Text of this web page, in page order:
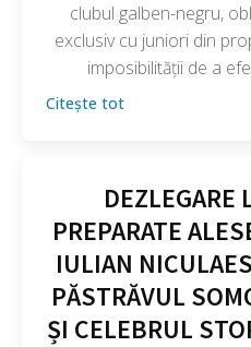
clubul galben-negru,
exclusiv cu juniori din
imposibilității de a
Citește tot
DEZLEGARE
PREPARATE
IULIAN
PĂSTRĂVUL
ȘI CELEBRUL